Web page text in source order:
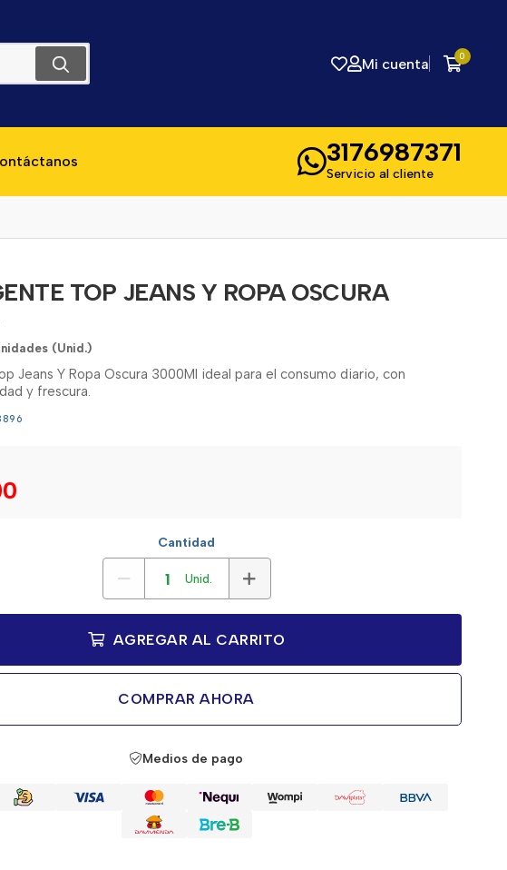
Mi cuenta 0
3176987371
Servicio al cliente
TOP JEANS Y ROPA OSCURA
(Unid.)
Jeans Y Ropa Oscura 3000Ml ideal para el consumo diario, con
y frescura.
Cantidad
Unid.
AGREGAR AL CARRITO
COMPRAR AHORA
Medios de pago